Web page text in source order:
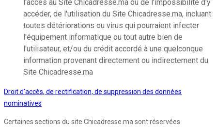
l'accès au Site Chicadresse.ma ou de l'impossibilité d'y
accéder, de l'utilisation du Site Chicadresse.ma, incluant
toutes détériorations ou virus qui pourraient infecter
l'équipement informatique ou tout autre bien de
l'utilisateur, et/ou du crédit accordé à une quelconque
information provenant directement ou indirectement du
Site Chicadresse.ma
Droit d'accès, de rectification, de suppression des données
nominatives
Certaines sections du site Chicadresse.ma sont réservées